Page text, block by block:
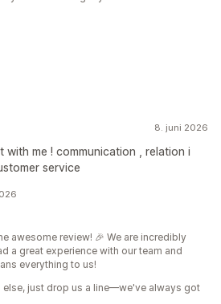
8. juni 2026
me ! communication , relation i
service
awesome review! 🎉 We are incredibly
a great experience with our team and
everything to us!
else, just drop us a line—we've always got